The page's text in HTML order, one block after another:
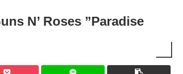
N’ Roses ”Paradise